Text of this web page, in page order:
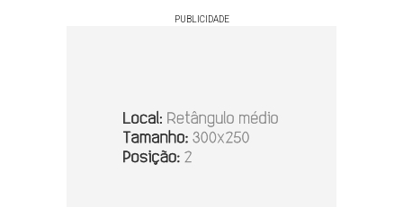
PUBLICIDADE